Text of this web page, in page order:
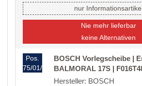
nur
Nie mehr lieferbar
keine Alternativen
Pos.
75/01/40/20
BOSCH Vorlegscheibe |
BALMORAL 17S |
Hersteller: BOSCH